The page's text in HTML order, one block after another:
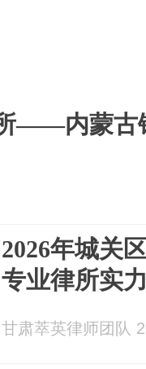
2026年城关
专业律所实
甘肃萃英律师团队